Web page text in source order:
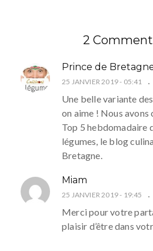
2
Prince de
25 JANVIER 2019 - 05:41
Une belle variante
on aime ! Nous
Top 5 hebdomadaire
légumes, le blog
Bretagne.
Miam
25 JANVIER 2019 - 19:45
Merci pour votre
plaisir d’être dans